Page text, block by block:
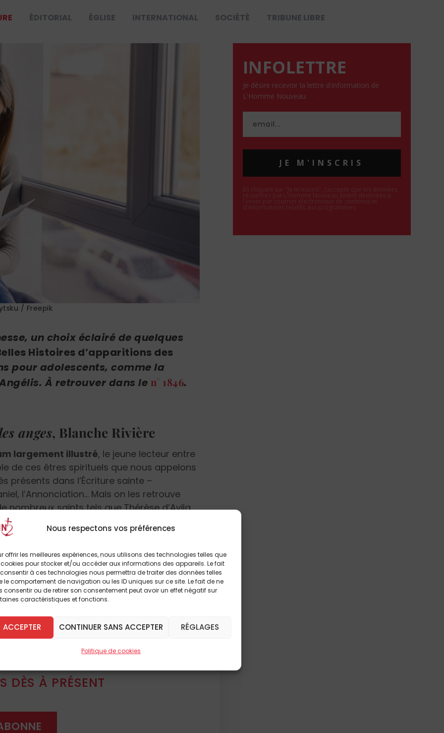
Nous respectons vos préférences
offrir les meilleures expériences, nous utilisons des technologies telles que
pour stocker et/ou accéder aux informations des appareils. Le fait
à ces technologies nous permettra de traiter des données telles
le comportement de navigation ou les ID uniques sur ce site. Le fait de ne
consentir ou de retirer son consentement peut avoir un effet négatif sur
caractéristiques et fonctions.
ACCEPTER CONTINUER SANS ACCEPTER RÉGLAGES
Politique de cookies
ÉDITORIAL ÉGLISE INTERNATIONAL SOCIÉTÉ TRIBUNE LIBRE
/ Freepik
un choix éclairé de quelques
Histoires d’apparitions des
pour adolescents, comme la
. À retrouver dans le n° 1846.
anges, Blanche Rivière
largement illustré, le jeune lecteur entre
de ces êtres spirituels que nous appelons
présents dans l’Écriture sainte –
l’Annonciation… Mais on les retrouve
nombreux saints tels que Thérèse d’Avila,
Labouré et bien d’autres. Ces pages
la réalité et l’action des anges,
gardiens que chacun aura soin
le chemin de la sainteté grâce à
dès 6 ans.
Rivière, Éditions Artège Le Sénevé, 96 p., 17,90 €.
voilà qu’elle reçoit un petit paquet
en ébène. Une pièce de jeu d’échecs,
lire cet article
autres
DÈS À PRÉSENT
INFOLETTRE
Je désire recevoir la lettre d'information de
L'Homme Nouveau
JE M'INSCRIS
En cliquant sur "Je m'inscris", j'accepte que les données
recueillies par L'Homme Nouveau soient destinées à
l'envoi par courrier électronique de contenus et
d'informations relatifs aux programmes.